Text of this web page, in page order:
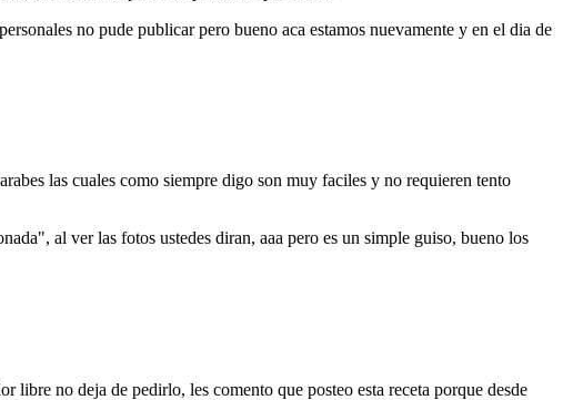
no pude publicar pero bueno aca estamos nuevamente y en el dia de
las cuales como siempre digo son muy faciles y no requieren tento
al ver las fotos ustedes diran, aaa pero es un simple guiso, bueno los
libre no deja de pedirlo, les comento que posteo esta receta porque desde